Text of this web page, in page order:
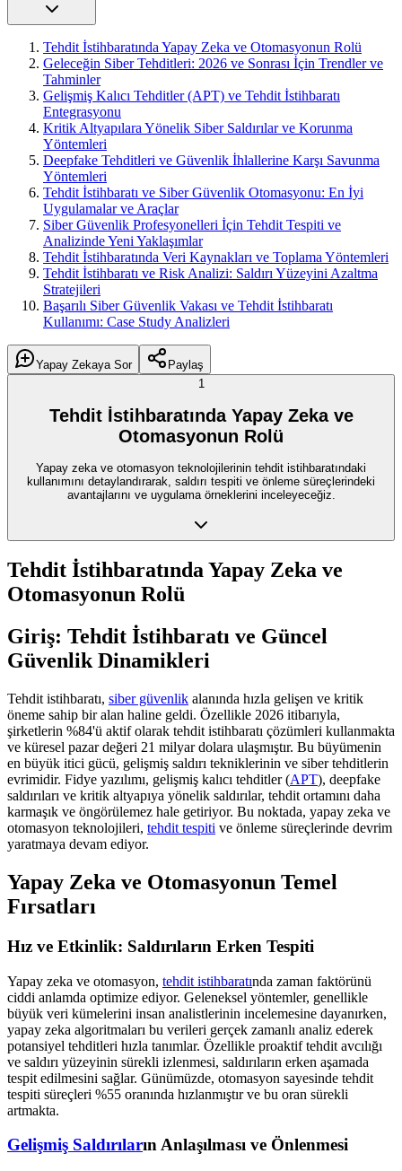
Tehdit İstihbaratında Yapay Zeka ve Otomasyonun Rolü
Geleceğin Siber Tehditleri: 2026 ve Sonrası İçin Trendler ve
Tahminler
Gelişmiş Kalıcı Tehditler (APT) ve Tehdit İstihbaratı
Entegrasyonu
Kritik Altyapılara Yönelik Siber Saldırılar ve Korunma
Yöntemleri
Deepfake Tehditleri ve Güvenlik İhlallerine Karşı Savunma
Yöntemleri
Tehdit İstihbaratı ve Siber Güvenlik Otomasyonu: En İyi
Uygulamalar ve Araçlar
Siber Güvenlik Profesyonelleri İçin Tehdit Tespiti ve
Analizinde Yeni Yaklaşımlar
Tehdit İstihbaratında Veri Kaynakları ve Toplama Yöntemleri
Tehdit İstihbaratı ve Risk Analizi: Saldırı Yüzeyini Azaltma
Stratejileri
Başarılı Siber Güvenlik Vakası ve Tehdit İstihbaratı
Kullanımı: Case Study Analizleri
Yapay Zekaya Sor
Paylaş
1
Tehdit İstihbaratında Yapay Zeka ve
Otomasyonun Rolü
Yapay zeka ve otomasyon teknolojilerinin tehdit istihbaratındaki
kullanımını detaylandırarak, saldırı tespiti ve önleme süreçlerindeki
avantajlarını ve uygulama örneklerini inceleyeceğiz.
Tehdit İstihbaratında Yapay Zeka ve
Otomasyonun Rolü
Giriş: Tehdit İstihbaratı ve Güncel
Güvenlik Dinamikleri
Tehdit istihbaratı, siber güvenlik alanında hızla gelişen ve kritik
öneme sahip bir alan haline geldi. Özellikle 2026 itibarıyla,
şirketlerin %84'ü aktif olarak tehdit istihbaratı çözümleri kullanmakta
ve küresel pazar değeri 21 milyar dolara ulaşmıştır. Bu büyümenin
en büyük itici gücü, gelişmiş saldırı tekniklerinin ve siber tehditlerin
evrimidir. Fidye yazılımı, gelişmiş kalıcı tehditler (APT), deepfake
saldırıları ve kritik altyapıya yönelik saldırılar, tehdit ortamını daha
karmaşık ve öngörülemez hale getiriyor. Bu noktada, yapay zeka ve
otomasyon teknolojileri, tehdit tespiti ve önleme süreçlerinde devrim
yaratmaya devam ediyor.
Yapay Zeka ve Otomasyonun Temel
Fırsatları
Hız ve Etkinlik: Saldırıların Erken Tespiti
Yapay zeka ve otomasyon, tehdit istihbaratında zaman faktörünü
ciddi anlamda optimize ediyor. Geleneksel yöntemler, genellikle
büyük veri kümelerini insan analistlerinin incelemesine dayanırken,
yapay zeka algoritmaları bu verileri gerçek zamanlı analiz ederek
potansiyel tehditleri hızla tanımlar. Özellikle proaktif tehdit avcılığı
ve saldırı yüzeyinin sürekli izlenmesi, saldırıların erken aşamada
tespit edilmesini sağlar. Günümüzde, otomasyon sayesinde tehdit
tespiti süreçleri %55 oranında hızlanmıştır ve bu oran sürekli
artmakta.
Gelişmiş Saldırıların Anlaşılması ve Önlenmesi